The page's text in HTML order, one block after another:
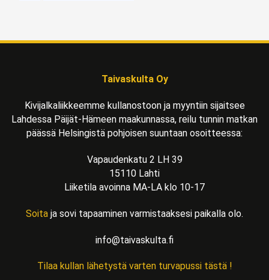
Taivaskulta Oy
Kivijalkaliikkeemme kullanostoon ja myyntiin sijaitsee
Lahdessa Päijät-Hämeen maakunnassa, reilu tunnin matkan
päässä Helsingistä pohjoisen suuntaan osoitteessa:
Vapaudenkatu 2 LH 39
15110 Lahti
Liiketila avoinna MA-LA klo 10-17
Soita ja sovi tapaaminen varmistaaksesi paikalla olo.
info@taivaskulta.fi
Tilaa kullan lähetystä varten turvapussi tästä !